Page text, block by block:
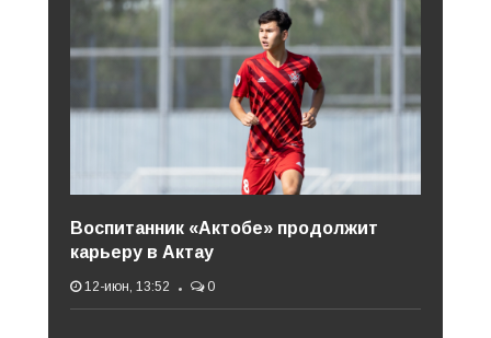
Воспитанник «Актобе» продолжит
карьеру в Актау
12-июн, 13:52 0